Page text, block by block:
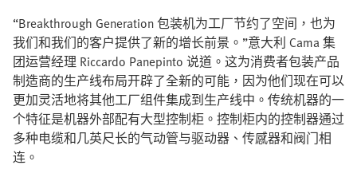
“Breakthrough Generation 包装机为工厂节约了空间，也为
我们和我们的客户提供了新的增长前景。”意大利 Cama 集
团运营经理 Riccardo Panepinto 说道。这为消费者包装产品
制造商的生产线布局开辟了全新的可能，因为他们现在可以
更加灵活地将其他工厂组件集成到生产线中。传统机器的一
个特征是机器外部配有大型控制柜。控制柜内的控制器通过
多种电缆和几英尺长的气动管与驱动器、传感器和阀门相
连。